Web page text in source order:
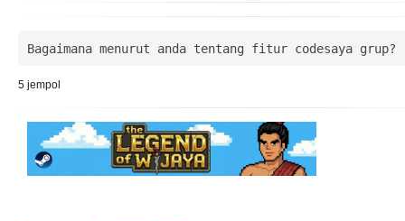
Bagaimana menurut anda tentang fitur codesaya grup?
5 jempol